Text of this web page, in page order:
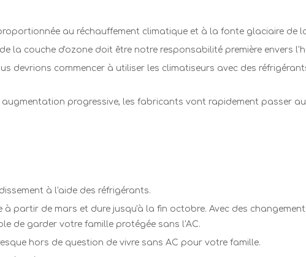
au réchauffement climatique et à la fonte glaciaire de
la couche d'ozone doit être notre responsabilité première envers
devrions commencer à utiliser les climatiseurs avec des
progressive, les fabricants vont rapidement passer
à l'aide des réfrigérants.
à partir de mars et dure jusqu'à la fin octobre. Avec des
de garder votre famille protégée sans l'AC.
hors de question de vivre sans AC pour votre famille.